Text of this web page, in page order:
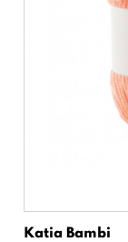
Katia Bambi